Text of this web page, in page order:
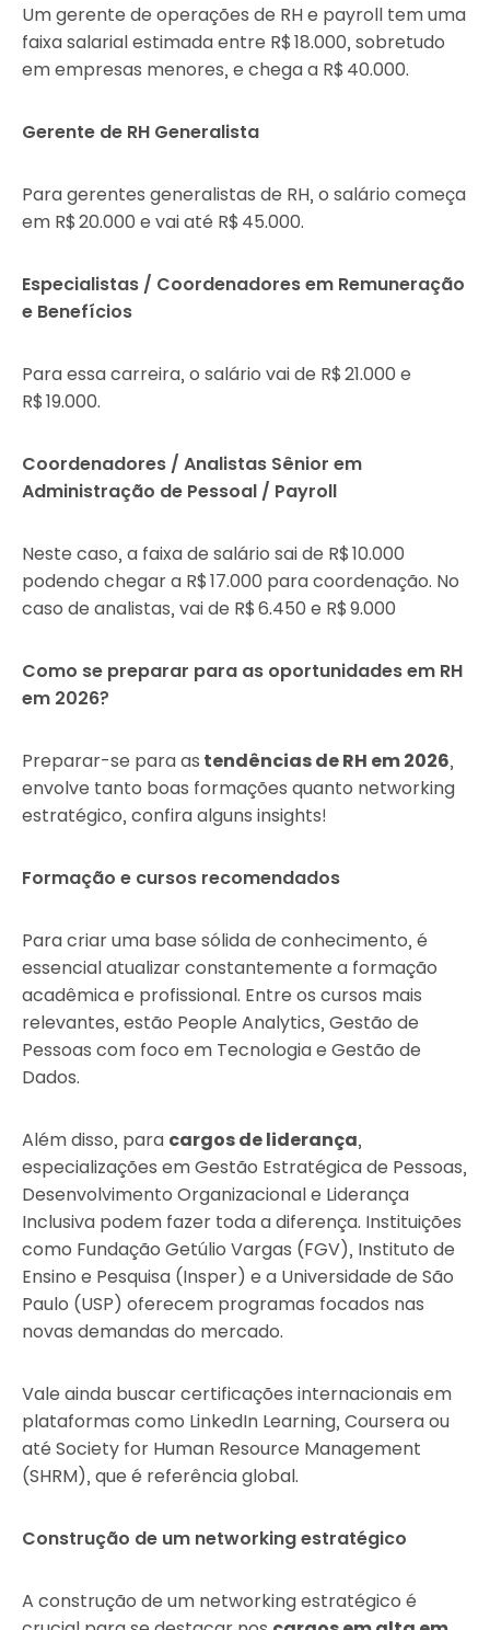
Um gerente de operações de RH e payroll tem uma
faixa salarial estimada entre R$ 18.000, sobretudo
em empresas menores, e chega a R$ 40.000.
Gerente de RH Generalista
Para gerentes generalistas de RH, o salário começa
em R$ 20.000 e vai até R$ 45.000.
Especialistas / Coordenadores em Remuneração
e Benefícios
Para essa carreira, o salário vai de R$ 21.000 e
R$ 19.000.
Coordenadores / Analistas Sênior em
Administração de Pessoal / Payroll
Neste caso, a faixa de salário sai de R$ 10.000
podendo chegar a R$ 17.000 para coordenação. No
caso de analistas, vai de R$ 6.450 e R$ 9.000
Como se preparar para as oportunidades em RH
em 2026?
Preparar-se para as tendências de RH em 2026,
envolve tanto boas formações quanto networking
estratégico, confira alguns insights!
Formação e cursos recomendados
Para criar uma base sólida de conhecimento, é
essencial atualizar constantemente a formação
acadêmica e profissional. Entre os cursos mais
relevantes, estão People Analytics, Gestão de
Pessoas com foco em Tecnologia e Gestão de
Dados.
Além disso, para cargos de liderança,
especializações em Gestão Estratégica de Pessoas,
Desenvolvimento Organizacional e Liderança
Inclusiva podem fazer toda a diferença. Instituições
como Fundação Getúlio Vargas (FGV), Instituto de
Ensino e Pesquisa (Insper) e a Universidade de São
Paulo (USP) oferecem programas focados nas
novas demandas do mercado.
Vale ainda buscar certificações internacionais em
plataformas como LinkedIn Learning, Coursera ou
até Society for Human Resource Management
(SHRM), que é referência global.
Construção de um networking estratégico
A construção de um networking estratégico é